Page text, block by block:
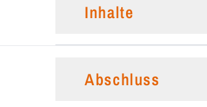
Inhalte
Abschluss